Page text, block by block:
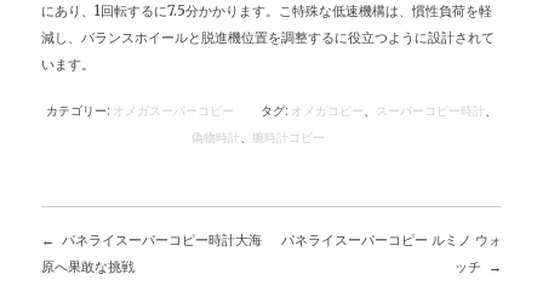
にあり、1回転するに7.5分かかります。こ特殊な低速機構は、慣性負荷を軽
減し、バランスホイールと脱進機位置を調整するに役立つように設計されて
います。
カテゴリー: オメガスーパーコピー タグ: オメガコピー、 スーパーコピー時計、
偽物時計、 腕時計コピー
投
パネライスーパーコピー時計大海
原へ果敢な挑戦
パネライスーパーコピー ルミノ ウォ
ッチ